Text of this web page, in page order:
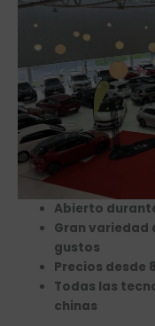
Abierto
Gran variedad
gustos
Precios desde
Todas las
chinas